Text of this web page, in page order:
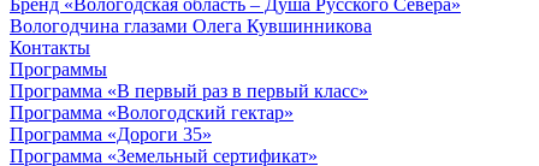
Вологодчина глазами Олега Кувшинникова
Контакты
Программы
Программа «В первый раз в первый класс»
Программа «Вологодский гектар»
Программа «Дороги 35»
Программа «Земельный сертификат»